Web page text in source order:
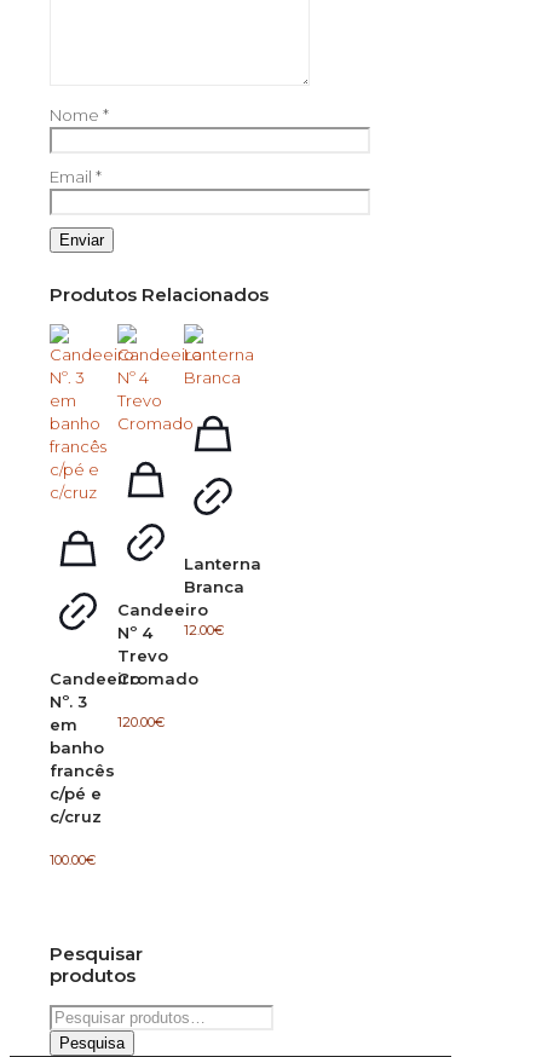
Nome *
Email *
Produtos Relacionados
Candeeiro
Nº. 3
em
banho
francês
c/pé e
c/cruz
100.00€
Candeeiro
Nº 4
Trevo
Cromado
120.00€
Lanterna
Branca
12.00€
Pesquisar
produtos
Pesquisar
por:
Pesquisa